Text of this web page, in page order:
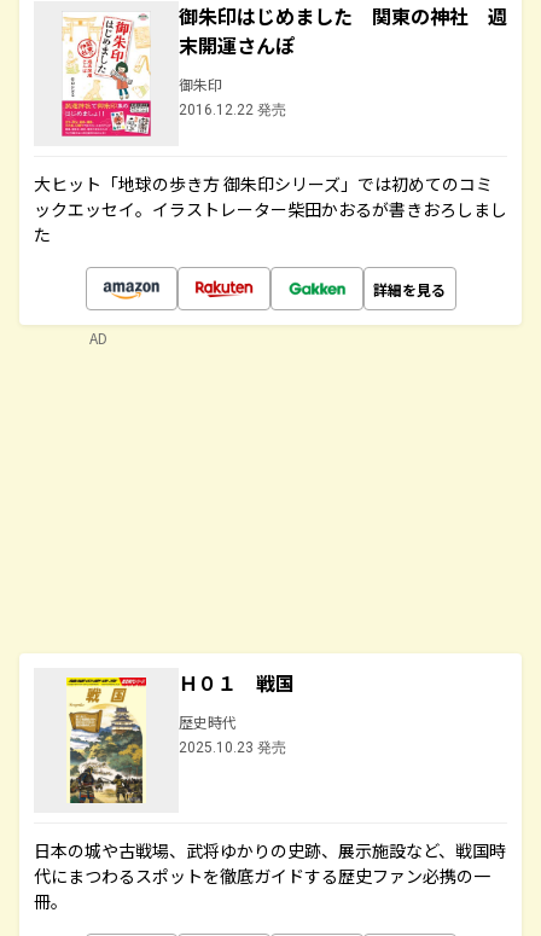
御朱印はじめました 関東の神社 週
末開運さんぽ
御朱印
2016.12.22 発売
大ヒット「地球の歩き方 御朱印シリーズ」では初めてのコミ
ックエッセイ。イラストレーター柴田かおるが書きおろしまし
た
詳細を見る
Ｈ０１ 戦国
歴史時代
2025.10.23 発売
日本の城や古戦場、武将ゆかりの史跡、展示施設など、戦国時
代にまつわるスポットを徹底ガイドする歴史ファン必携の一
冊。
AD